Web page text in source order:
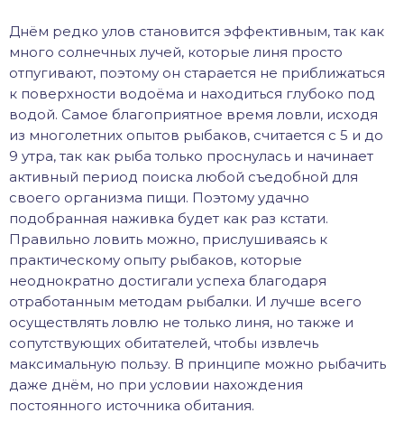
Днём редко улов становится эффективным, так как
много солнечных лучей, которые линя просто
отпугивают, поэтому он старается не приближаться
к поверхности водоёма и находиться глубоко под
водой. Самое благоприятное время ловли, исходя
из многолетних опытов рыбаков, считается с 5 и до
9 утра, так как рыба только проснулась и начинает
активный период поиска любой съедобной для
своего организма пищи. Поэтому удачно
подобранная наживка будет как раз кстати.
Правильно ловить можно, прислушиваясь к
практическому опыту рыбаков, которые
неоднократно достигали успеха благодаря
отработанным методам рыбалки. И лучше всего
осуществлять ловлю не только линя, но также и
сопутствующих обитателей, чтобы извлечь
максимальную пользу. В принципе можно рыбачить
даже днём, но при условии нахождения
постоянного источника обитания.